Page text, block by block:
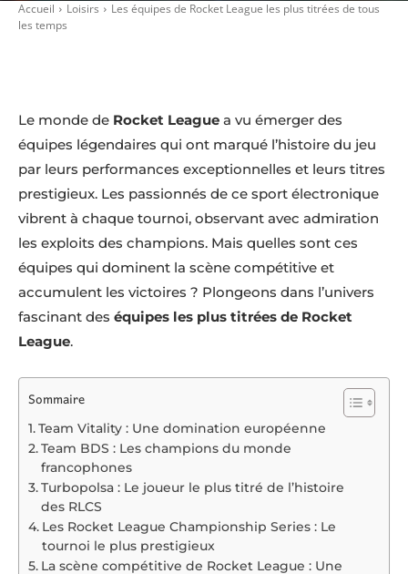
Accueil Loisirs
Les équipes de Rocket League les plus titrées de tous
les temps
Le monde de Rocket League a vu émerger des
équipes légendaires qui ont marqué l’histoire du jeu
par leurs performances exceptionnelles et leurs titres
prestigieux. Les passionnés de ce sport électronique
vibrent à chaque tournoi, observant avec admiration
les exploits des champions. Mais quelles sont ces
équipes qui dominent la scène compétitive et
accumulent les victoires ? Plongeons dans l’univers
fascinant des équipes les plus titrées de Rocket
League.
Sommaire
Team Vitality : Une domination européenne
Team BDS : Les champions du monde
francophones
Turbopolsa : Le joueur le plus titré de l’histoire
des RLCS
Les Rocket League Championship Series : Le
tournoi le plus prestigieux
La scène compétitive de Rocket League : Une